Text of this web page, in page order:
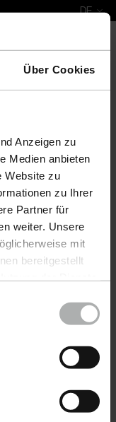
Über Cookies
Anzeigen zu
Medien anbieten
Website zu
zu Ihrer
Partner für
weiter. Unsere
mit
bereitgestellt
unter
DE